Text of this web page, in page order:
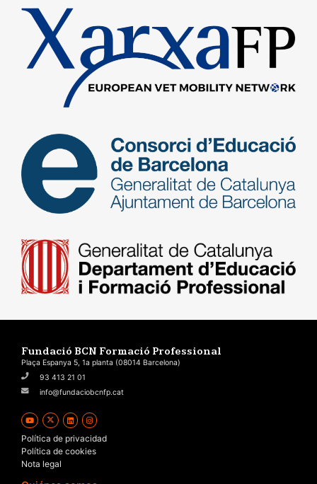
Fundació BCN Formació Professional
Plaça Espanya 5, 1a planta (08014 Barcelona)
93 413 21 01
info@fundaciobcnfp.cat
Política de privacidad
Política de cookies
Nota legal